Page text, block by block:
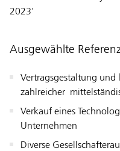
2023'
Ausgewählte
Vertragsgestaltung und
zahlreicher
Verkauf eines
Unternehmen
Diverse